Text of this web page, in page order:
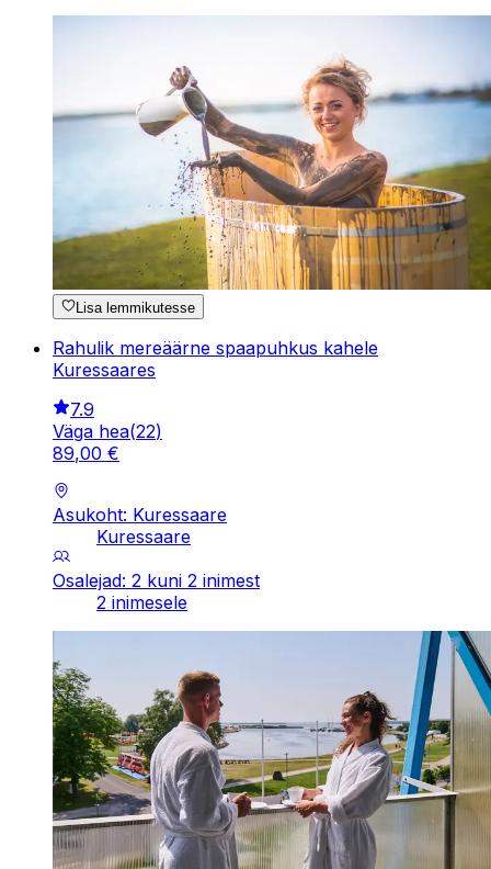
Lisa lemmikutesse
Rahulik mereäärne spaapuhkus kahele
Kuressaares
7.9
Väga hea(22)
89,00 €
Asukoht: Kuressaare
Kuressaare
Osalejad: 2 kuni 2 inimest
2 inimesele